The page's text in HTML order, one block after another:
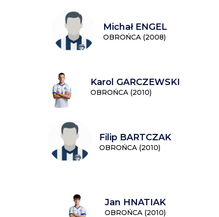
Michał ENGEL
OBROŃCA (2008)
Karol GARCZEWSKI
OBROŃCA (2010)
Filip BARTCZAK
OBROŃCA (2010)
Jan HNATIAK
OBROŃCA (2010)